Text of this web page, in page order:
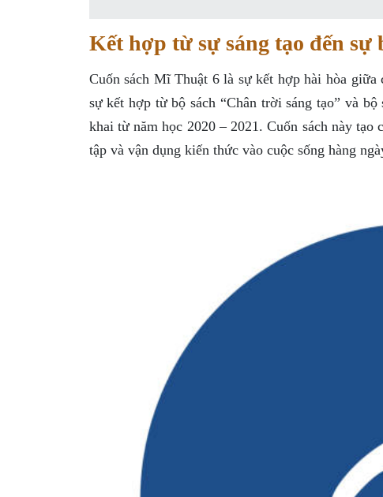
Kết hợp từ sự sáng tạo đến sự
Cuốn sách Mĩ Thuật 6 là sự kết hợp hài hòa
sự kết hợp từ bộ sách “Chân trời sáng tạo” và
khai từ năm học 2020 – 2021. Cuốn sách này
tập và vận dụng kiến thức vào cuộc sống hàng